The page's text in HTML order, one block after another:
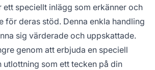
ett speciellt inlägg som erkänner och
för deras stöd. Denna enkla handling
sig värderade och uppskattade.
genom att erbjuda en speciell
utlottning som ett tecken på din